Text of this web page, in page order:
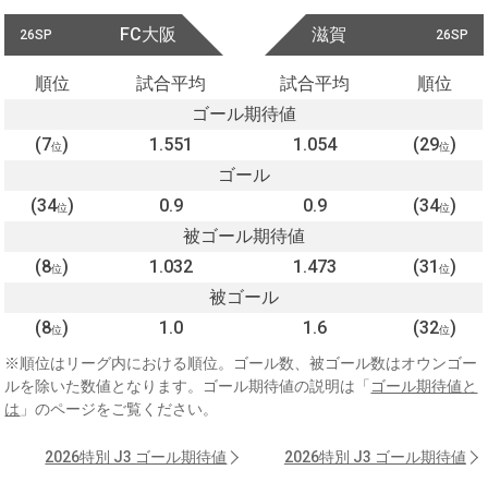
26SP FC大阪 26SP
滋賀
順位 試合平均 試合平均
順位
ゴール期待値
(7位) 1.551 1.054 (29位)
ゴール
(34位) 0.9 0.9 (34位)
被ゴール期待値
(8位) 1.032 1.473 (31位)
被ゴール
(8位) 1.0 1.6 (32位)
※順位はリーグ内における順位。ゴール数、被ゴール数はオウンゴー
ルを除いた数値となります。ゴール期待値の説明は「 ゴール期待値と
は 」のページをご覧ください。
2026特別 J3 ゴール期待値 2026特別 J3 ゴール期待値